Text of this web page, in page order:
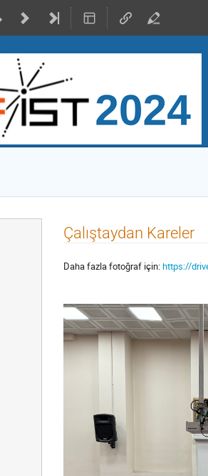
Çalıştaydan Kareler
Daha fazla fotoğraf için:https://